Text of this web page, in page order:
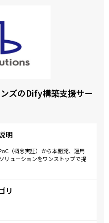
ズのDify構築支援サー
明
（概念実証）から本開発、運用
リューションをワンストップで提
リ